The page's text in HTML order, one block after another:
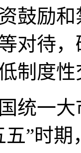
鼓励
对待
制度
一大
五”时